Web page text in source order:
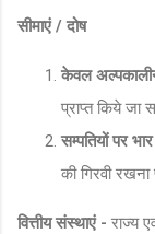
सीमाएं / दोष
केवल
प्राप्त किये जा
सम्पतियों पर
की गिरवी रखना
वित्तीय संस्थाएं - राज्य